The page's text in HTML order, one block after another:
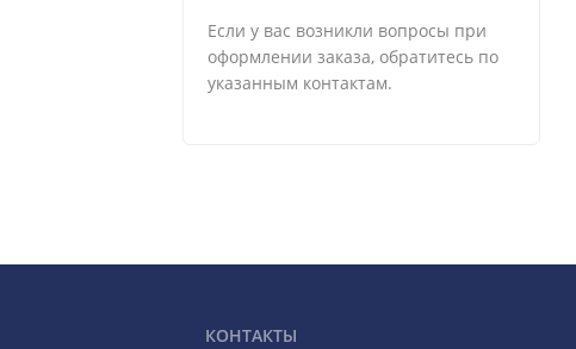
Если у вас возникли вопросы при
оформлении заказа, обратитесь по
указанным контактам.
КОНТАКТЫ